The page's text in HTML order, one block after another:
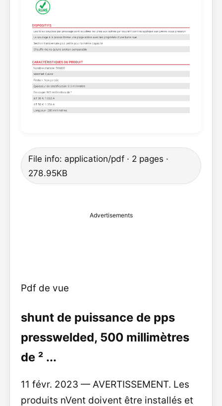
File info: application/pdf · 2 pages ·
278.95KB
Advertisements
Pdf de vue
shunt de puissance de pps
presswelded, 500 millimètres
de ² ...
11 févr. 2023 — AVERTISSEMENT. Les
produits nVent doivent être installés et